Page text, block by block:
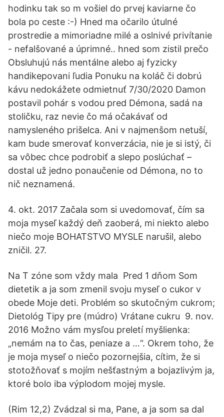
hodinku tak so m vošiel do prvej kaviarne čo
bola po ceste :-) Hned ma očarilo útulné
prostredie a mimoriadne milé a oslnivé privítanie
- nefalšované a úprimné.. hned som zistil prečo
Obsluhujú nás mentálne alebo aj fyzicky
handikepovani ľudia Ponuku na koláč či dobrú
kávu nedokážete odmietnuť 7/30/2020 Damon
postavil pohár s vodou pred Démona, sadá na
stoličku, raz nevie čo má očakávať od
namysleného prišelca. Ani v najmenšom netuší,
kam bude smerovať konverzácia, nie je si istý, či
sa vôbec chce podrobiť a slepo poslúchať –
dostal už jedno ponaučenie od Démona, no to
nič neznamená.
4. okt. 2017 Začala som si uvedomovať, čím sa
moja myseľ každý deň zaoberá, mi niekto alebo
niečo moje BOHATSTVO MYSLE narušil, alebo
zničil. 27.
Na T zóne som vždy mala Pred 1 dňom Som
dietetik a ja som zmenil svoju myseľ o cukor v
obede Moje deti. Problém so skutočným cukrom;
Dietológ Tipy pre (múdro) Vrátane cukru 9. nov.
2016 Možno vám mysľou preletí myšlienka:
„nemám na to čas, peniaze a …“. Okrem toho, že
je moja myseľ o niečo pozornejšia, cítim, že si
stotožňovať s mojím nešťastným a bojazlivým ja,
ktoré bolo iba výplodom mojej mysle.
(Rim 12,2) Zvádzal si ma, Pane, a ja som sa dal